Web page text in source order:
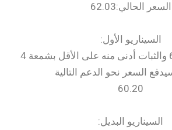
السعر الحالي:62.03
السيناريو الأول:
كسر الدعم 61.00 والثبات أدنى منه على الأقل بشمعة 4
السعر نحو الدعم التالية
60.20
السيناريو البديل: